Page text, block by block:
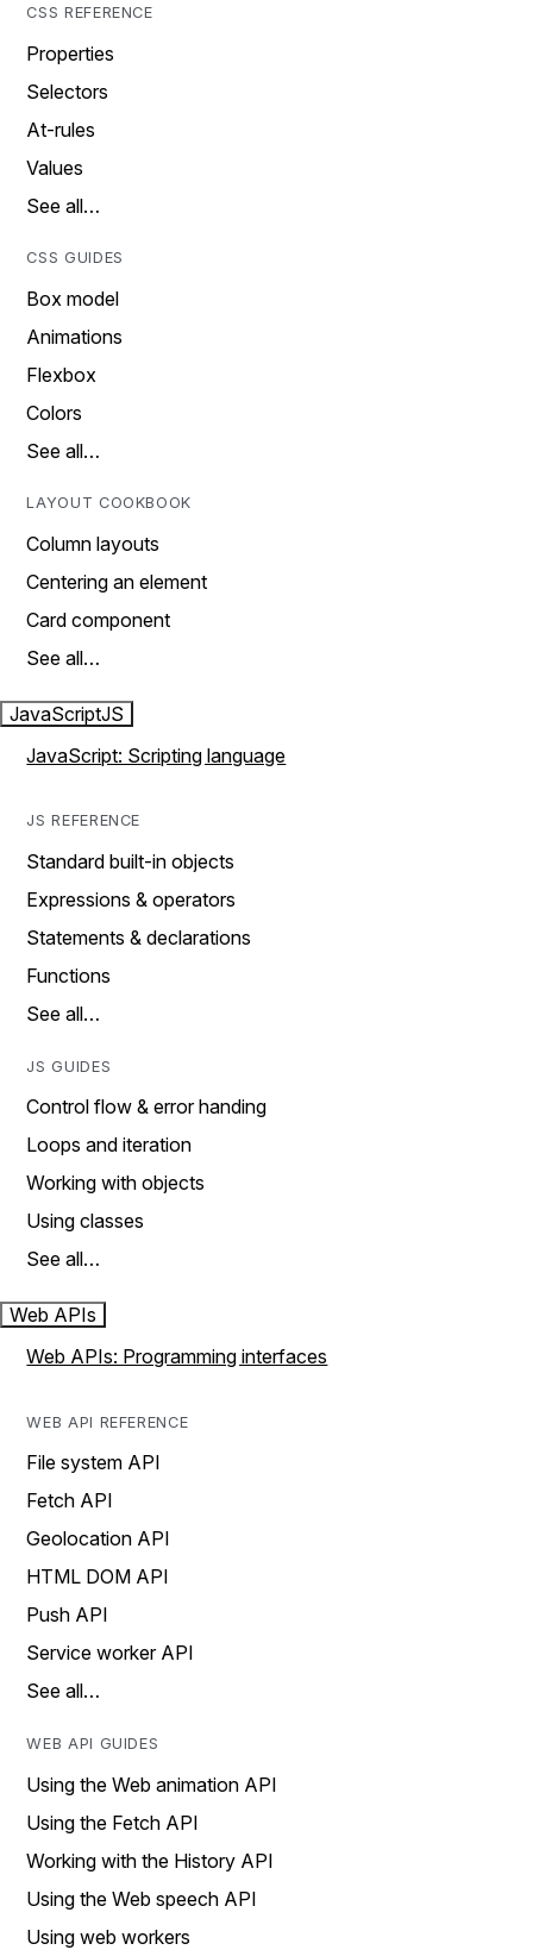
CSS REFERENCE
Properties
Selectors
At-rules
Values
See all…
CSS GUIDES
Box model
Animations
Flexbox
Colors
See all…
LAYOUT COOKBOOK
Column layouts
Centering an element
Card component
See all…
JavaScriptJS
JavaScript: Scripting language
JS REFERENCE
Standard built-in objects
Expressions & operators
Statements & declarations
Functions
See all…
JS GUIDES
Control flow & error handing
Loops and iteration
Working with objects
Using classes
See all…
Web APIs
Web APIs: Programming interfaces
WEB API REFERENCE
File system API
Fetch API
Geolocation API
HTML DOM API
Push API
Service worker API
See all…
WEB API GUIDES
Using the Web animation API
Using the Fetch API
Working with the History API
Using the Web speech API
Using web workers